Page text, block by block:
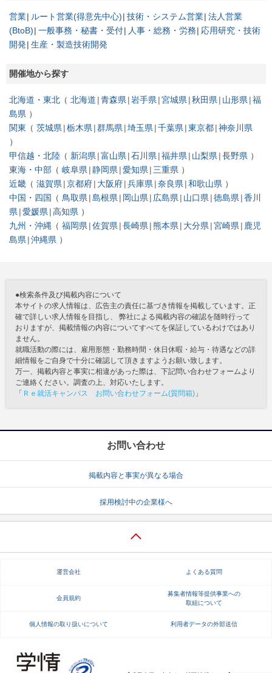
営業 ルート営業(得意先中心) 技術・システム営業 法人営業
(BtoB) 一般事務・秘書・受付 人事・総務・労務
応用研究・技術
開発 生産・製造技術開発
開催地から探す
北海道・東北 北海道 青森県 岩手県 宮城県 秋田県 山形県 福
島県
関東
茨城県 栃木県 群馬県 埼玉県 千葉県 東京都 神奈川県
甲信越・北陸 新潟県 富山県 石川県 福井県 山梨県 長野県
東海・中部
岐阜県 静岡県 愛知県 三重県
近畿
滋賀県 京都府 大阪府 兵庫県 奈良県 和歌山県
中国・四国
鳥取県 島根県 岡山県 広島県 山口県 徳島県 香川
県 愛媛県 高知県
九州・沖縄
福岡県 佐賀県 長崎県 熊本県 大分県 宮崎県 鹿児
島県 沖縄県
●検索条件及び掲載内容について
本サイトの求人情報は、広告主の責任に基づき情報を掲載しています。正
確で詳しい求人情報を目指し、 弊社による掲載内容の確認を随時行って
おりますが、掲載情報の内容についてすべてを保証しているわけではあり
ません。
就職活動の際には、雇用形態・勤務時間・休日休暇・給与・待遇などの詳
細情報をご自身で十分に確認して頂きますようお願い致します。
万一、掲載内容と事実に相違があった際は、下記問い合わせフォームより
ご連絡ください。調査の上、対応いたします。
「 Ｒｅ就活キャンパス お問い合わせフォーム(質問箱) 」
お問い合わせ
掲載内容と事実が異なる場合
採用検討中の企業様へ
運営会社 よくある質問
会員規約
募集者情報等提供事業への
取組について
個人情報の取り扱いについて 利用者データの外部送信